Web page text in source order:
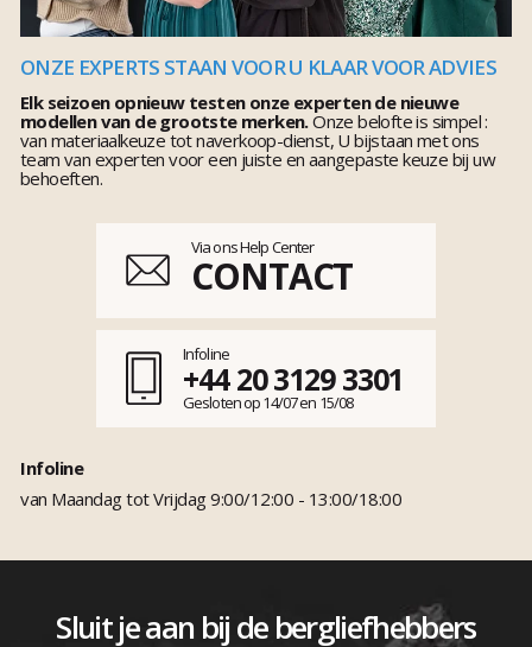
ONZE EXPERTS STAAN VOOR U KLAAR VOOR ADVIES
Elk seizoen opnieuw testen onze experten de nieuwe
modellen van de grootste merken.Onze belofte is simpel :
van materiaalkeuze tot naverkoop-dienst, U bijstaan met ons
team van experten voor een juiste en aangepaste keuze bij uw
behoeften.
Via ons Help Center
CONTACT
Infoline
+44 20 3129 3301
Gesloten op 14/07 en 15/08
Infoline
van Maandag tot Vrijdag 9:00/12:00 - 13:00/18:00
Sluit je aan bij de bergliefhebbers